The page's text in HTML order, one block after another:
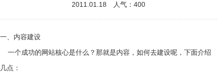
2011.01.18 人气： 400
一、内容建设
一个成功的网站核心是什么？那就是内容，如何去建设呢，下面介绍
几点：